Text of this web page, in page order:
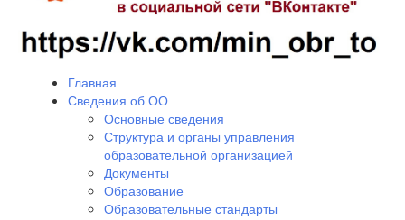
Главная
Сведения об ОО
Основные сведения
Структура и органы управления
образовательной организацией
Документы
Образование
Образовательные стандарты